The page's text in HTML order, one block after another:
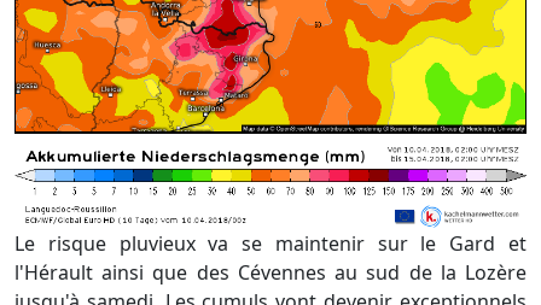
Le risque pluvieux va se maintenir sur le Gard et
l'Hérault ainsi que des Cévennes au sud de la Lozère